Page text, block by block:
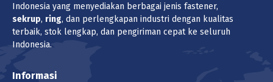
Indonesia yang menyediakan berbagai jenis fastener,
sekrup, ring, dan perlengkapan industri dengan kualitas
terbaik, stok lengkap, dan pengiriman cepat ke seluruh
Indonesia.
Informasi